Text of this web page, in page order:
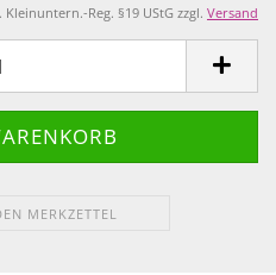
Reg. §19 UStG zzgl. Versand
MERKZETTEL